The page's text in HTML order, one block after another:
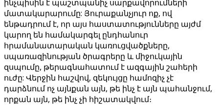
ինչպիսին է պաշտպանիչ սարքավորումների
մատակարարումը: Յուրաքանչյուր ոք, ով
ենթադրում է, որ այս հաստատությունները այժմ
կարող են համակարգել ընդհանուր
հրամանատարական կառուցվածքները,
սպառազինության ծրագրերը և միջուկային
զսպումը, թերագնահատում է ազգային շահերի
ուժը: Վերջին հաշվով, զեկույցը համոզիչ չէ
դարձնում ոչ այնքան այն, թե ինչ է այն պահանջում,
որքան այն, թե ինչ չի հիշատակվում։